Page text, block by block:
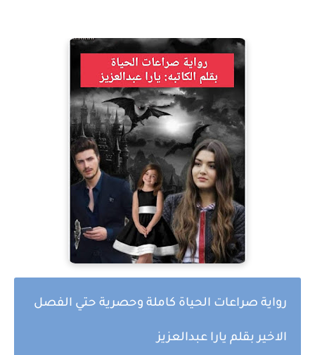
رواية صراعات الحياة كاملة وحصرية حتي الفصل
الاخير بقلم يارا عبدالعزيز